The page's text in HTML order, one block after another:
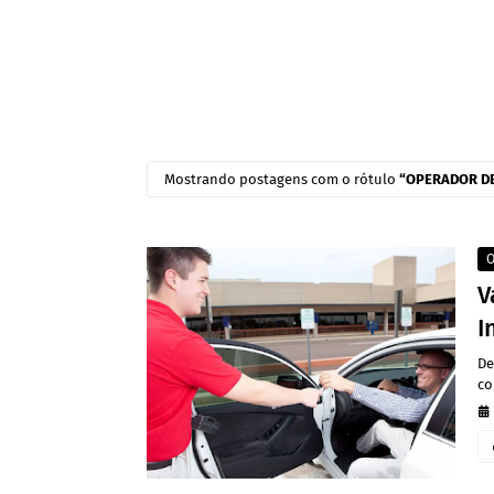
Mostrando postagens com o rótulo OPERADOR